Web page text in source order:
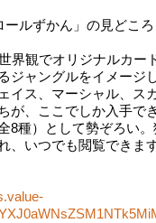
ルずかん」の見どころ
界観でオリジナルカー
ジャングルをイメージ
イス、マーシャル、ス
が、ここでしか入手で
8種）として勢ぞろい
、いつでも閲覧できます